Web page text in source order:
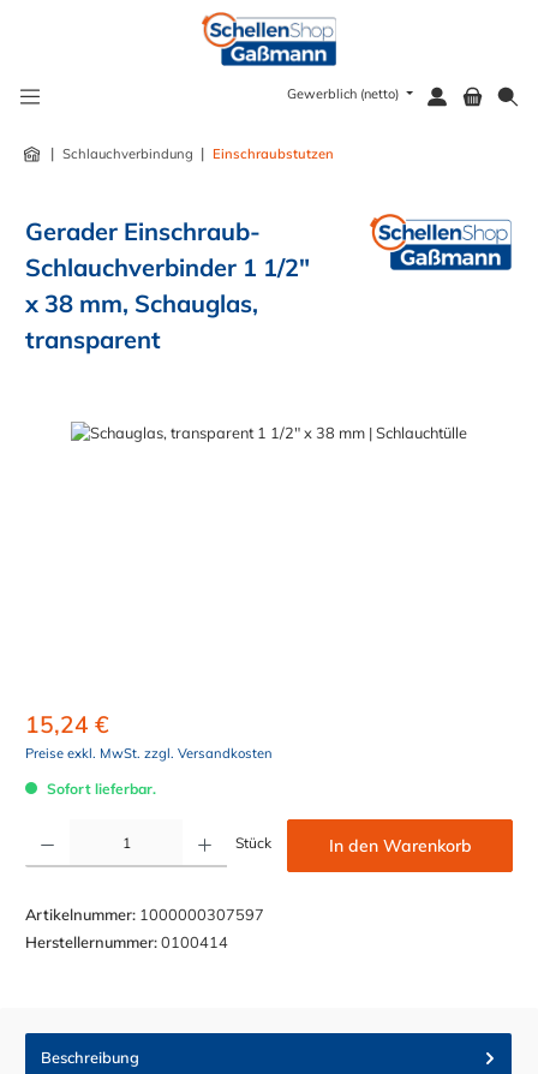
Gewerblich (netto)
| Schlauchverbindung | Einschraubstutzen
Gerader Einschraub-
Schlauchverbinder 1 1/2"
x 38 mm, Schauglas,
transparent
Bildergalerie überspringen
15,24 €
Preise exkl. MwSt. zzgl. Versandkosten
Sofort lieferbar.
Stück In den Warenkorb
Artikelnummer: 1000000307597
Herstellernummer:0100414
Beschreibung